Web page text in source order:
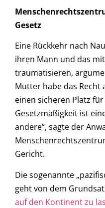
Gesetz
Eine Rückkehr nach
ihren Mann und das
traumatisieren,
Mutter habe das Recht
einen sicheren Platz
Gesetzmäßigkeit ist
andere“, sagte der
Gericht.
Die sogenannte
geht von dem
auf den Kontinent zu